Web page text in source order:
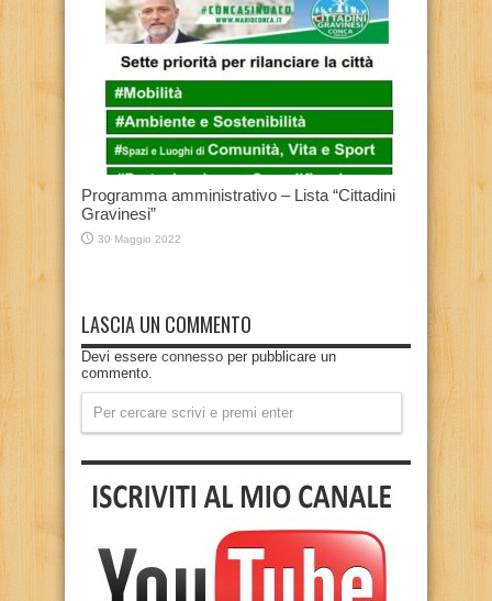
Programma amministrativo – Lista “Cittadini
Gravinesi”
30 Maggio 2022
LASCIA UN COMMENTO
Devi essere connesso per pubblicare un
commento.